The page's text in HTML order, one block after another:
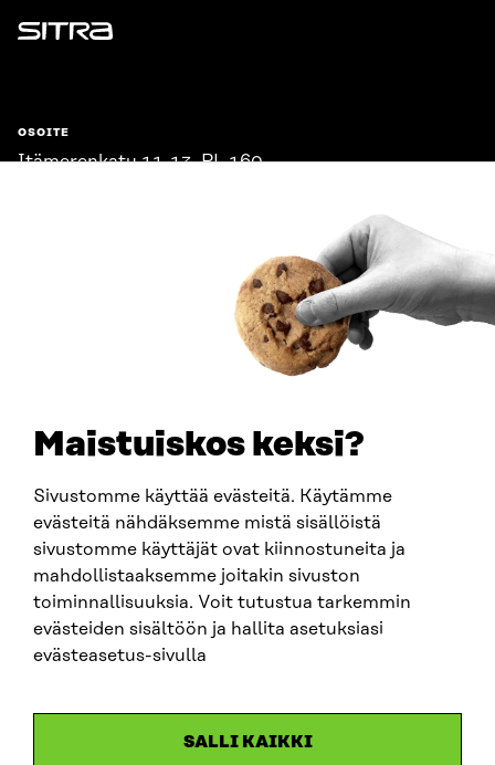
Maistuiskos keksi?
Sivustomme käyttää evästeitä. Käytämme
evästeitä nähdäksemme mistä sisällöistä
sivustomme käyttäjät ovat kiinnostuneita ja
mahdollistaaksemme joitakin sivuston
toiminnallisuuksia. Voit tutustua tarkemmin
evästeiden sisältöön ja hallita asetuksiasi
evästeasetus-sivulla
SALLI KAIKKI
Sitra
OSOITE
Itämerenkatu 11-13, PL 160,
SITRA SOSIAALISESSA MEDIASSA
LinkedIn
Instagram
YouTube